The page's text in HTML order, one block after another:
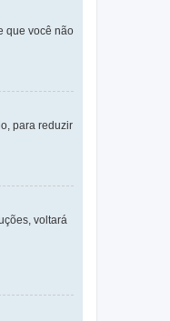
que você não
para reduzir
voltará